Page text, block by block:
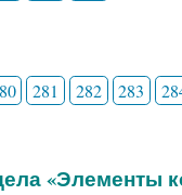
281 282 283
«Элементы